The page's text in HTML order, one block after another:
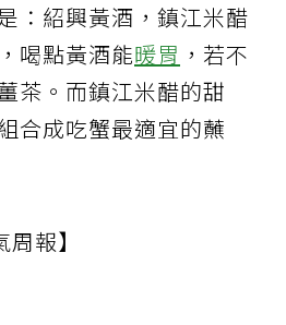
：紹興黃酒，鎮江米醋
喝點黃酒能暖胃 ，若不
茶。而鎮江米醋的甜
合成吃蟹最適宜的蘸
報】